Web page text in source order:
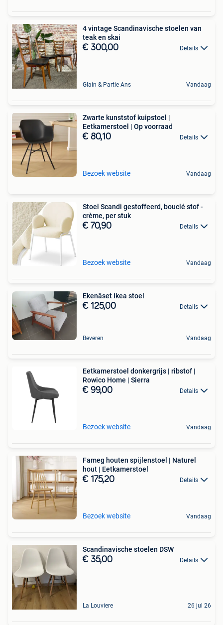
4 vintage Scandinavische stoelen van
teak en skai
€ 300,00 Details
Glain & Partie Ans Vandaag
Zwarte kunststof kuipstoel |
Eetkamerstoel | Op voorraad
€ 80,10 Details
Bezoek website Vandaag
Stoel Scandi gestoffeerd, bouclé stof -
crème, per stuk
€ 70,90 Details
Bezoek website Vandaag
Ekenäset Ikea stoel
€ 125,00 Details
Beveren Vandaag
Eetkamerstoel donkergrijs | ribstof |
Rowico Home | Sierra
€ 99,00 Details
Bezoek website Vandaag
Fameg houten spijlenstoel | Naturel
hout | Eetkamerstoel
€ 175,20 Details
Bezoek website Vandaag
Scandinavische stoelen DSW
€ 35,00 Details
La Louviere 26 jul 26